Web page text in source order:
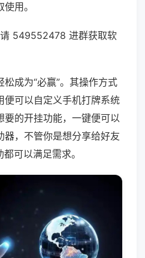
用。
549552478 进群获取软
成为“必赢”。其操作方式
便可以自定义手机打牌系统
要的开挂功能，一键便可以
器，不管你是想分享给好友
可以满足需求。